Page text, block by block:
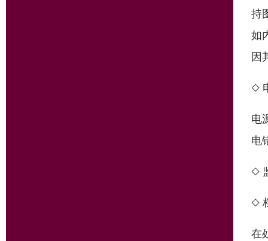
持
如
因
◇
电
电
◇
◇
在